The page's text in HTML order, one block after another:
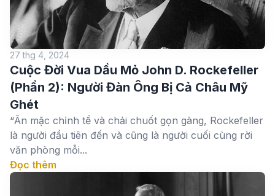
27 thg 4, 2024
Cuộc Đời Vua Dầu Mỏ John D. Rockefeller
(Phần 2): Người Đàn Ông Bị Cả Châu Mỹ
Ghét
“Ăn mặc chỉnh tề và chải chuốt gọn gàng, Rockefeller
là người đầu tiên đến và cũng là người cuối cùng rời
văn phòng mỗi...
Đọc thêm